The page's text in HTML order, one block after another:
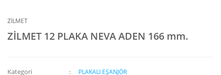
ZİLMET
ZİLMET 12 PLAKA NEVA ADEN 166 mm.
Kategori PLAKALI EŞANJÖR